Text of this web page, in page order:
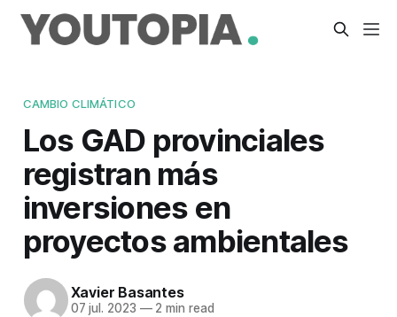
CAMBIO CLIMÁTICO
Los GAD provinciales
registran más
inversiones en
proyectos ambientales
Xavier Basantes
07 jul. 2023 —2 min read